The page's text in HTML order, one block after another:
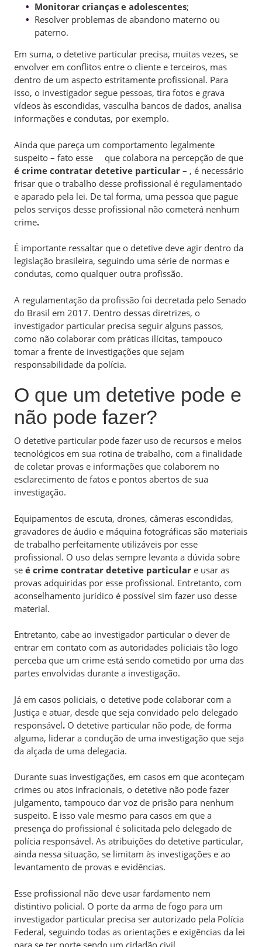
Monitorar crianças e adolescentes;
Resolver problemas de abandono materno ou
paterno.
Em suma, o detetive particular precisa, muitas vezes, se
envolver em conflitos entre o cliente e terceiros, mas
dentro de um aspecto estritamente profissional. Para
isso, o investigador segue pessoas, tira fotos e grava
vídeos às escondidas, vasculha bancos de dados, analisa
informações e condutas, por exemplo.
Ainda que pareça um comportamento legalmente
suspeito – fato esse que colabora na percepção de que
é crime contratar detetive particular – , é necessário
frisar que o trabalho desse profissional é regulamentado
e aparado pela lei. De tal forma, uma pessoa que pague
pelos serviços desse profissional não cometerá nenhum
crime.
É importante ressaltar que o detetive deve agir dentro da
legislação brasileira, seguindo uma série de normas e
condutas, como qualquer outra profissão.
A regulamentação da profissão foi decretada pelo Senado
do Brasil em 2017. Dentro dessas diretrizes, o
investigador particular precisa seguir alguns passos,
como não colaborar com práticas ilícitas, tampouco
tomar a frente de investigações que sejam
responsabilidade da polícia.
O que um detetive pode e
não pode fazer?
O detetive particular pode fazer uso de recursos e meios
tecnológicos em sua rotina de trabalho, com a finalidade
de coletar provas e informações que colaborem no
esclarecimento de fatos e pontos abertos de sua
investigação.
Equipamentos de escuta, drones, câmeras escondidas,
gravadores de áudio e máquina fotográficas são materiais
de trabalho perfeitamente utilizáveis por esse
profissional. O uso delas sempre levanta a dúvida sobre
se é crime contratar detetive particular e usar as
provas adquiridas por esse profissional. Entretanto, com
aconselhamento jurídico é possível sim fazer uso desse
material.
Entretanto, cabe ao investigador particular o dever de
entrar em contato com as autoridades policiais tão logo
perceba que um crime está sendo cometido por uma das
partes envolvidas durante a investigação.
Já em casos policiais, o detetive pode colaborar com a
Justiça e atuar, desde que seja convidado pelo delegado
responsável. O detetive particular não pode, de forma
alguma, liderar a condução de uma investigação que seja
da alçada de uma delegacia.
Durante suas investigações, em casos em que aconteçam
crimes ou atos infracionais, o detetive não pode fazer
julgamento, tampouco dar voz de prisão para nenhum
suspeito. E isso vale mesmo para casos em que a
presença do profissional é solicitada pelo delegado de
polícia responsável. As atribuições do detetive particular,
ainda nessa situação, se limitam às investigações e ao
levantamento de provas e evidências.
Esse profissional não deve usar fardamento nem
distintivo policial. O porte da arma de fogo para um
investigador particular precisa ser autorizado pela Polícia
Federal, seguindo todas as orientações e exigências da lei
para se ter porte sendo um cidadão civil.